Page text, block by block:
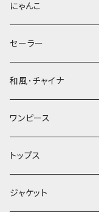
にゃんこ
セーラー
和風･チャイナ
ワンピース
トップス
ジャケット